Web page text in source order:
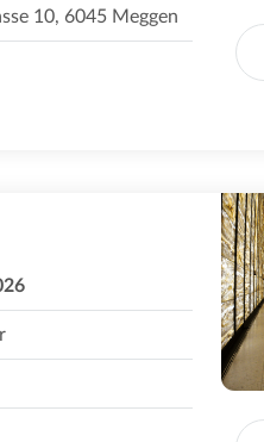
10, 6045 Meggen